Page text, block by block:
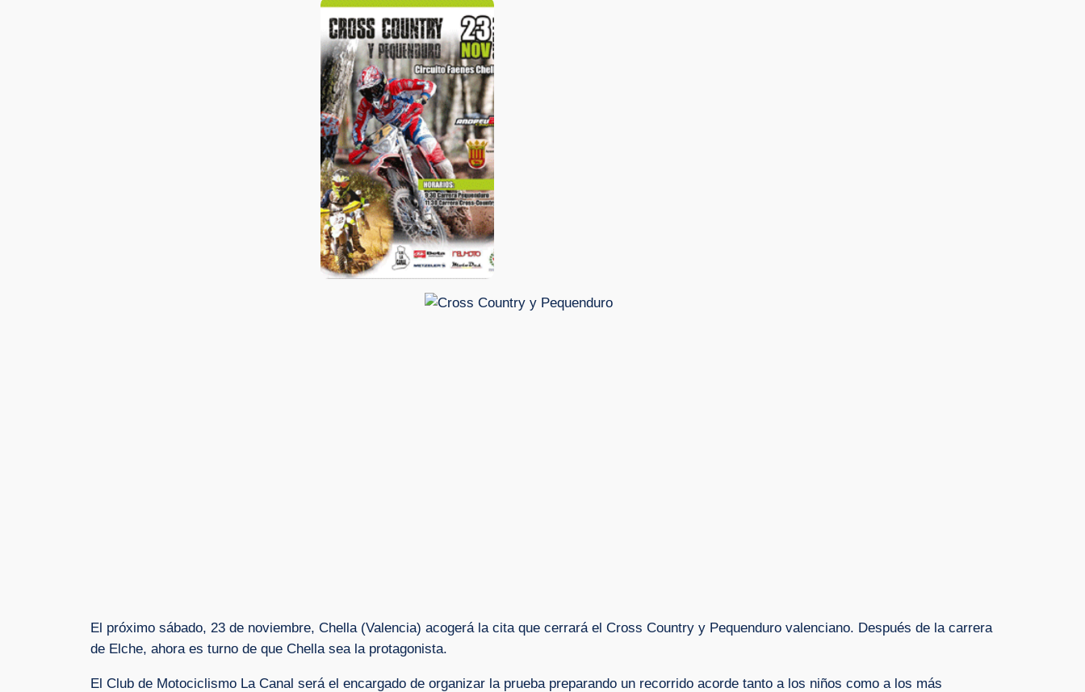
El próximo sábado, 23 de noviembre, Chella (Valencia) acogerá la cita que cerrará el Cross Country y Pequenduro valenciano. Después de la carrera
de Elche, ahora es turno de que Chella sea la protagonista.
El Club de Motociclismo La Canal será el encargado de organizar la prueba preparando un recorrido acorde tanto a los niños como a los más